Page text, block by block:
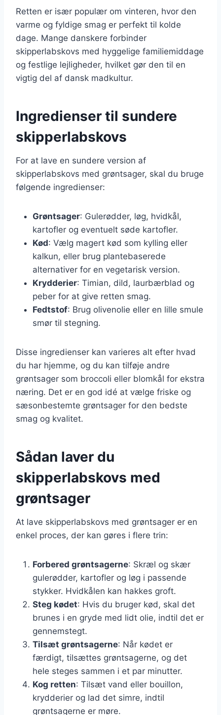
Retten er især populær om vinteren, hvor den
varme og fyldige smag er perfekt til kolde
dage. Mange danskere forbinder
skipperlabskovs med hyggelige familiemiddage
og festlige lejligheder, hvilket gør den til en
vigtig del af dansk madkultur.
Ingredienser til sundere
skipperlabskovs
For at lave en sundere version af
skipperlabskovs med grøntsager, skal du bruge
følgende ingredienser:
Grøntsager: Gulerødder, løg, hvidkål,
kartofler og eventuelt søde kartofler.
Kød: Vælg magert kød som kylling eller
kalkun, eller brug plantebaserede
alternativer for en vegetarisk version.
Krydderier: Timian, dild, laurbærblad og
peber for at give retten smag.
Fedtstof: Brug olivenolie eller en lille smule
smør til stegning.
Disse ingredienser kan varieres alt efter hvad
du har hjemme, og du kan tilføje andre
grøntsager som broccoli eller blomkål for ekstra
næring. Det er en god idé at vælge friske og
sæsonbestemte grøntsager for den bedste
smag og kvalitet.
Sådan laver du
skipperlabskovs med
grøntsager
At lave skipperlabskovs med grøntsager er en
enkel proces, der kan gøres i flere trin:
Forbered grøntsagerne: Skræl og skær
gulerødder, kartofler og løg i passende
stykker. Hvidkålen kan hakkes groft.
Steg kødet: Hvis du bruger kød, skal det
brunes i en gryde med lidt olie, indtil det er
gennemstegt.
Tilsæt grøntsagerne: Når kødet er
færdigt, tilsættes grøntsagerne, og det
hele steges sammen i et par minutter.
Kog retten: Tilsæt vand eller bouillon,
krydderier og lad det simre, indtil
grøntsagerne er møre.